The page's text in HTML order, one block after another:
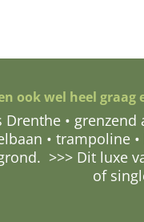
ook wel heel
•
• trampoline
>>> Dit
of